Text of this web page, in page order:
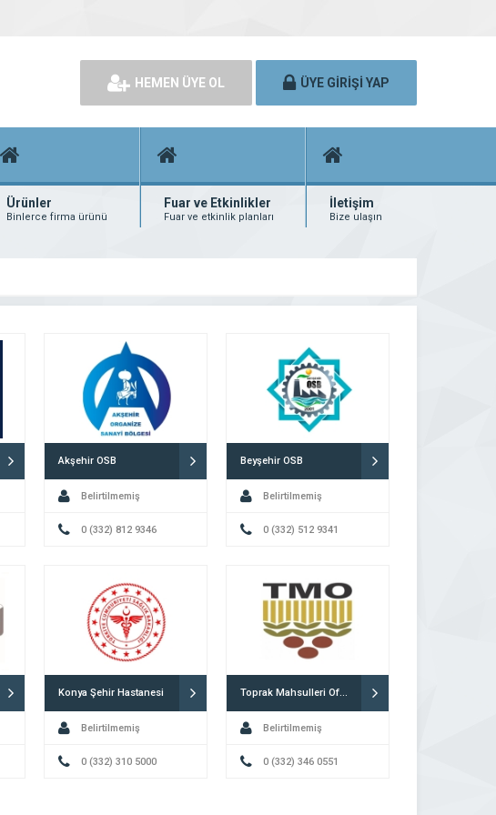
HEMEN ÜYE OL ÜYE GİRİŞİ YAP
Ürünler
Binlerce firma ürünü
Fuar ve Etkinlikler
Fuar ve etkinlik planları
İletişim
Bize ulaşın
Akşehir OSB
Belirtilmemiş
0 (332) 812 9346
Beyşehir OSB
Belirtilmemiş
0 (332) 512 9341
Konya Şehir Hastanesi
Belirtilmemiş
0 (332) 310 5000
Toprak Mahsulleri Ofisi Konya
Belirtilmemiş
0 (332) 346 0551